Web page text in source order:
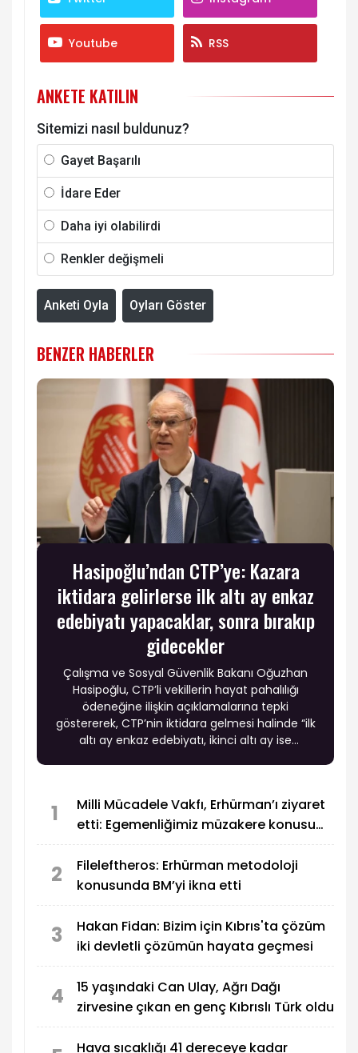
Youtube RSS
ANKETE KATILIN
Sitemizi nasıl buldunuz?
Gayet Başarılı
İdare Eder
Daha iyi olabilirdi
Renkler değişmeli
Anketi Oyla Oyları Göster
BENZER HABERLER
Hasipoğlu’ndan CTP’ye: Kazara
iktidara gelirlerse ilk altı ay enkaz
edebiyatı yapacaklar, sonra bırakıp
gidecekler
Çalışma ve Sosyal Güvenlik Bakanı Oğuzhan
Hasipoğlu, CTP’li vekillerin hayat pahalılığı
ödeneğine ilişkin açıklamalarına tepki
göstererek, CTP’nin iktidara gelmesi halinde “ilk
altı ay enkaz edebiyatı, ikinci altı ay ise
1
Milli Mücadele Vakfı, Erhürman’ı ziyaret
etti: Egemenliğimiz müzakere konusu
2
Fileleftheros: Erhürman metodoloji
konusunda BM’yi ikna etti
3
Hakan Fidan: Bizim için Kıbrıs'ta çözüm
iki devletli çözümün hayata geçmesi
4
15 yaşındaki Can Ulay, Ağrı Dağı
zirvesine çıkan en genç Kıbrıslı Türk oldu
Hava sıcaklığı 41 dereceye kadar